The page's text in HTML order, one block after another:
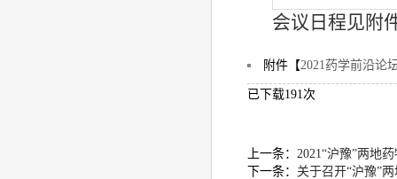
会议日程见附
附件【2021药学前沿论
已下载191次
上一条： 2021“沪豫”两地
下一条： 关于召开“沪豫”